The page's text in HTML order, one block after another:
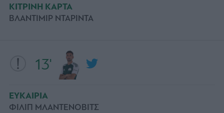
13'
ΕΥΚΑΙΡΙΑ
ΦΙΛΙΠ ΜΛΑΝΤΕΝΟΒΙΤΣ
ΚΙΤΡΙΝΗ ΚΑΡΤΑ
ΒΛΑΝΤΙΜΙΡ ΝΤΑΡΙΝΤΑ